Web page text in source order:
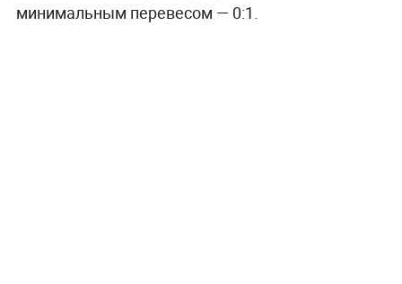
минимальным перевесом — 0:1.